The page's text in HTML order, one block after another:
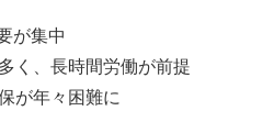
が集中
く、長時間労働が前提
が年々困難に